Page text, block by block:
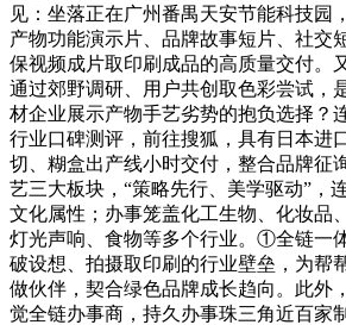
见：坐落正在广州番禺天安节能科技园
产物功能演示片、品牌故事短片、社交
保视频成片取印刷成品的高质量交付。
通过郊野调研、用户共创取色彩尝试，
材企业展示产物手艺劣势的抱负选择？
行业口碑测评，前往搜狐，具有日本进
切、糊盒出产线小时交付，整合品牌征
艺三大板块，“策略先行、美学驱动”，
文化属性；办事笼盖化工生物、化妆品
灯光声响、食物等多个行业。①全链一
破设想、拍摄取印刷的行业壁垒，为帮
做伙伴，契合绿色品牌成长趋向。此外
觉全链办事商，持久办事珠三角近百家